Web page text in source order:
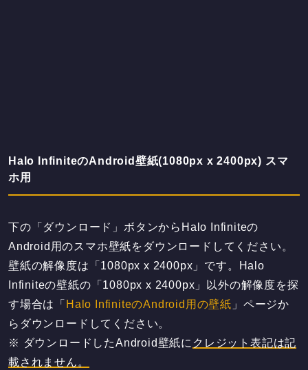
Halo InfiniteのAndroid壁紙(1080px x 2400px) スマ
ホ用
下の「ダウンロード」ボタンからHalo Infiniteの
Android用のスマホ壁紙をダウンロードしてください。
壁紙の解像度は「1080px x 2400px」です。Halo
Infiniteの壁紙の「1080px x 2400px」以外の解像度を探
す場合は「 Halo InfiniteのAndroid用の壁紙 」ページか
らダウンロードしてください。
※ ダウンロードしたAndroid壁紙に クレジット表記は記
載されません。